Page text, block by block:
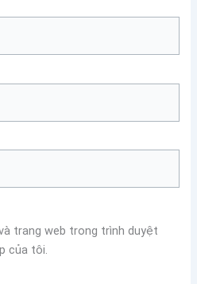
trang web trong trình duyệt
của tôi.